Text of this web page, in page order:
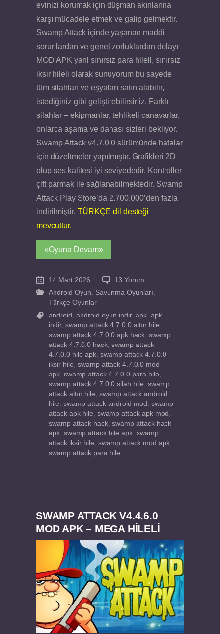
evinizi korumak için düşman akınlarına
karşı mücadele etmek ve galip gelmektir.
Swamp Attack içinde yaşanan maddi
sorunlardan ve genel zorluklardan dolayı
MOD APK yani sınırsız para hileli, sınırsız
iksir hileli olarak sunuyorum bu sayede
tüm silahları ve eşyaları satın alabilir,
istediğiniz gibi geliştirebilirsiniz. Farklı
silahlar – ekipmanlar, tehlikeli canavarlar,
onlarca aşama ve dahası sizleri bekliyor.
Swamp Attack v4.7.0.0 sürümünde hatalar
için düzeltmeler yapılmıştır. Grafikleri 2D
olup ses kalitesi iyi seviyededir. Kontroller
çift parmak ile sağlanabilmektedir. Swamp
Attack Play Store’da 2.700.000’den fazla
indirilmiştir. TÜRKÇE dil desteği
mevcuttur.
«Oyuna Devam»
14 Mart 2026
13 Yorum
Android Oyun
Savunma Oyunları
Türkçe Oyunlar
android
android oyun indir, apk apk
indir, swamp attack 4.7.0.0 altın hile
swamp attack 4.7.0.0 apk hack swamp
attack 4.7.0.0 hack swamp attack
4.7.0.0 hile apk swamp attack 4.7.0.0
iksir hile swamp attack 4.7.0.0 mod
apk swamp attack 4.7.0.0 para hile
swamp attack 4.7.0.0 silah hile swamp
attack altın hile swamp attack android
hile swamp attack android mod
swamp
attack apk hile swamp attack apk mod
swamp attack hack swamp attack hack
apk swamp attack hile apk swamp
attack iksir hile swamp attack mod apk
swamp attack para hile
SWAMP ATTACK V4.4.6.0
MOD APK – MEGA HİLELİ